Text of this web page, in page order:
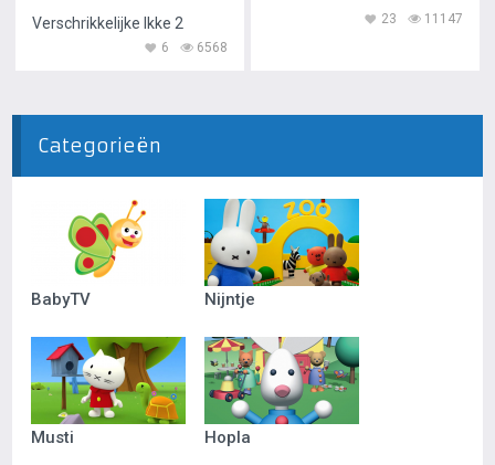
Verschrikkelijke Ikke 2
6568
6
11147
23
Categorieën
BabyTV Nijntje
Musti Hopla